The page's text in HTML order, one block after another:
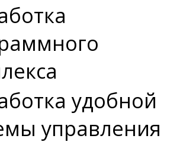
удобной
управления